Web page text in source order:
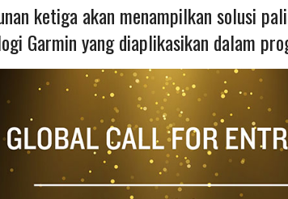
ketiga akan menampilkan solusi
Garmin yang diaplikasikan dalam